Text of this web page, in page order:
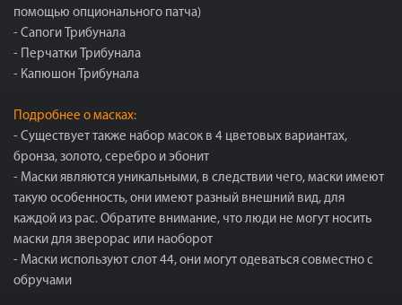
помощью опционального патча)
- Сапоги Трибунала
- Перчатки Трибунала
- Капюшон Трибунала
Подробнее о масках:
- Существует также набор масок в 4 цветовых вариантах,
бронза, золото, серебро и эбонит
- Маски являются уникальными, в следствии чего, маски имеют
такую особенность, они имеют разный внешний вид, для
каждой из рас. Обратите внимание, что люди не могут носить
маски для зверорас или наоборот
- Маски используют слот 44, они могут одеваться совместно с
обручами